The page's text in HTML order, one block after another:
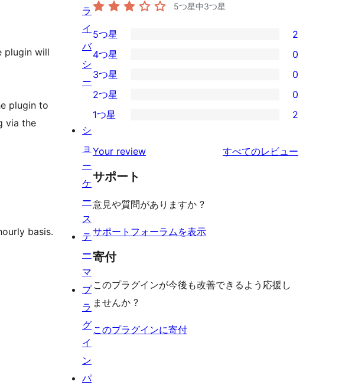
plugin will
plugin to
via the
basis.
5つ星中3つ星
2
5-
星
レ
ビ
ー
5つ星 2
4-
星
レ
ュ
ー
4つ星 0
0
3-
星
ビ
ュ
3つ星 0
2-
レ
ビ
ー
2つ星 0
星
レ
ュ
ー
1つ星 2
Your review すべてのレビュー
サポート
意見や質問がありますか ?
サポートフォーラムを表示
寄付
このプラグインが今後も改善できるよう応援し
ませんか ?
このプラグインに寄付
ラ
イ
バ
シ
ー
シ
ョ
ー
ケ
ー
ス
テ
ー
マ
プ
ラ
グ
イ
ン
パ